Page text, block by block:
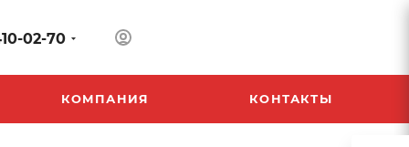
02-70
КОМПАНИЯ КОНТАКТЫ